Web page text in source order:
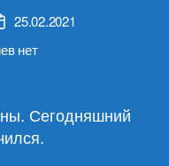
25.02.2021
к
Болгарский
перец
нет
Сегодняшний